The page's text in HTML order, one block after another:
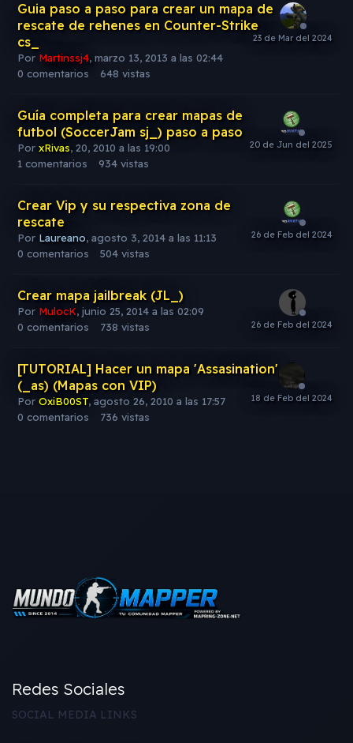
Guia paso a paso para crear un mapa de
rescate de rehenes en Counter-Strike
cs_
Por Martinssj4, marzo 13, 2013 a las 02:44
0 comentarios 648 vistas
Guía completa para crear mapas de
futbol (SoccerJam sj_) paso a paso
Por xRivas, 20, 2010 a las 19:00
1 comentarios 934 vistas
Crear Vip y su respectiva zona de
rescate
Por Laureano, agosto 3, 2014 a las 11:13
0 comentarios 504 vistas
Crear mapa jailbreak (JL_)
Por MulocK, junio 25, 2014 a las 02:09
0 comentarios 738 vistas
[TUTORIAL] Hacer un mapa 'Assasination'
(_as) (Mapas con VIP)
Por OxiB00ST, agosto 26, 2010 a las 17:57
0 comentarios 736 vistas
Redes Sociales
SOCIAL MEDIA LINKS